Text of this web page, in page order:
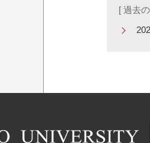
[ 過去